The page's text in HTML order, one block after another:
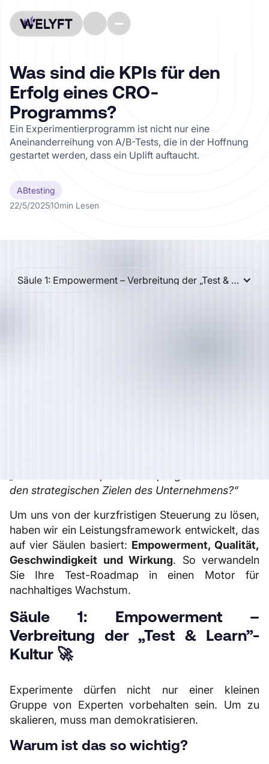
Was sind die KPIs für den
Erfolg eines CRO-
Programms?
Ein Experimentierprogramm ist nicht nur eine
Aneinanderreihung von A/B-Tests, die in der Hoffnung
gestartet werden, dass ein Uplift auftaucht.
ABtesting
22/5/202510min Lesen
Säule 1: Empowerment – Verbreitung der „Test & Learn”-Kultur 🚀
den strategischen Zielen des Unternehmens?“
Um uns von der kurzfristigen Steuerung zu lösen,
haben wir ein Leistungsframework entwickelt, das
auf vier Säulen basiert: Empowerment, Qualität,
Geschwindigkeit und Wirkung. So verwandeln
Sie Ihre Test-Roadmap in einen Motor für
nachhaltiges Wachstum.
Säule 1: Empowerment –
Verbreitung der „Test & Learn”-
Kultur 🚀
Experimente dürfen nicht nur einer kleinen
Gruppe von Experten vorbehalten sein. Um zu
skalieren, muss man demokratisieren.
Warum ist das so wichtig?